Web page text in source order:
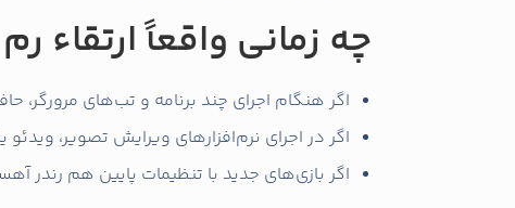
چه زمانی واقعاً ارتقاء
اگر هنگام اجرای چند برنامه و تب‌های
اگر در اجرای نرم‌افزارهای ویرایش تصویر،
اگر بازی‌های جدید با تنظیمات پایین هم